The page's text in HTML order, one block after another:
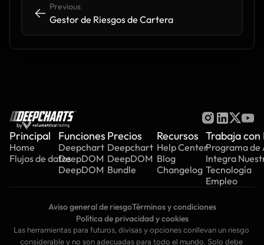
<- <-
Previous
Gestor de Riesgos de Cartera
by
Principal
Home
Flujos de datos
Funciones
Deepchart
DeepDOM
DeepDOM
Precios
Deepchart
DeepDOM
Bundle
Recursos
Help Center
Blog
Changelog
Trabaja
Programa de
Integra
Tecnología
Empleo
Aviso general de riesgoTérminos y condiciones
Política de privacidad y cookies
Las herramientas para futuros, divisas y opciones conllevan un riesgo
considerable y no son adecuadas para todo el mundo. Solo debe